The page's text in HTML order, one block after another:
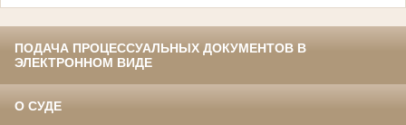
ПОДАЧА ПРОЦЕССУАЛЬНЫХ ДОКУМЕНТОВ В
ЭЛЕКТРОННОМ ВИДЕ
О СУДЕ